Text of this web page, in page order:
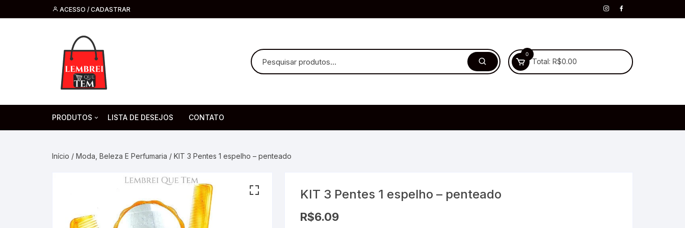
ACESSO / CADASTRAR
0
Total: R$0.00
PRODUTOS
Headsets e Microfone
Cabos
Pilha. Bateria
Saúde
moda
Artigos para festa
LISTA DE DESEJOS CONTATO
Início / Moda, Beleza E Perfumaria / KIT 3 Pentes 1 espelho – penteado
KIT 3 Pentes 1 espelho – penteado
R$6.09